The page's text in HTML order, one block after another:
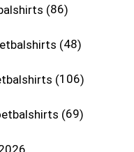
86
48
106
69